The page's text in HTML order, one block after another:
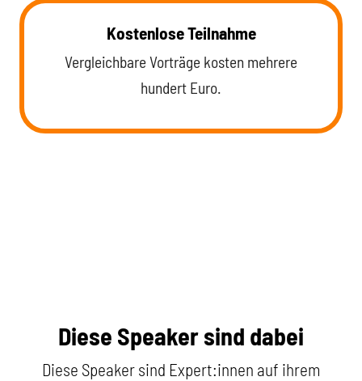
Kostenlose Teilnahme
Vergleichbare Vorträge kosten mehrere
hundert Euro.
Diese Speaker sind dabei
Diese Speaker sind Expert:innen auf ihrem